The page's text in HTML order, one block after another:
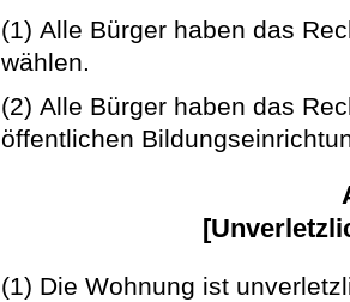
(1) Alle Bürger haben das
wählen.
(2) Alle Bürger haben das
öffentlichen
(1) Die Wohnung ist